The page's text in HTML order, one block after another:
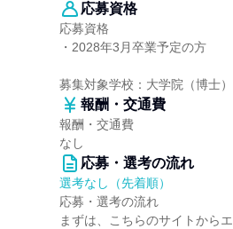
応募資格
応募資格
・2028年3月卒業予定の方
募集対象学校：大学院（博士
報酬・交通費
報酬・交通費
なし
応募・選考の流れ
選考なし（先着順）
応募・選考の流れ
まずは、こちらのサイトから